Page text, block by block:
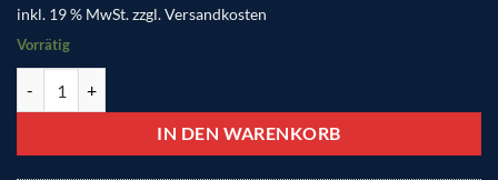
inkl. 19 % MwSt.zzgl.Versandkosten
Vorrätig
IN DEN WARENKORB